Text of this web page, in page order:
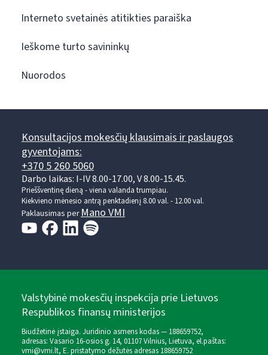
Interneto svetainės atitikties paraiška
Ieškome turto savininkų
Nuorodos
Konsultacijos mokesčių klausimais ir paslaugos
gyventojams:
+370 5 260 5060
Darbo laikas: I-IV 8.00-17.00, V 8.00-15.45.
Prieššventinę dieną - viena valanda trumpiau.
Kiekvieno mėnesio antrą penktadienį 8.00 val. - 12.00 val.
Paklausimas per Mano VMI
Valstybinė mokesčių inspekcija prie Lietuvos
Respublikos finansų ministerijos
Biudžetinė įstaiga. Juridinio asmens kodas — 188659752,
adresas: Vasario 16-osios g. 14, 01107 Vilnius, Lietuva, el.paštas:
vmi@vmi.lt, E. pristatymo dėžutės adresas 188659752